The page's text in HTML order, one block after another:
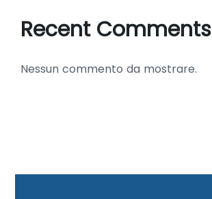
Recent Comments
Nessun commento da mostrare.